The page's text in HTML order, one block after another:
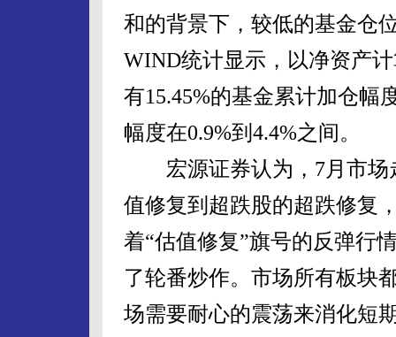
和的背景下，较低的基金仓
WIND统计显示，以净资产
有15.45%的基金累计加仓幅
幅度在0.9%到4.4%之间。
宏源证券认为，7月市场
值修复到超跌股的超跌修复
着“估值修复”旗号的反弹行
了轮番炒作。市场所有板块
场需要耐心的震荡来消化短